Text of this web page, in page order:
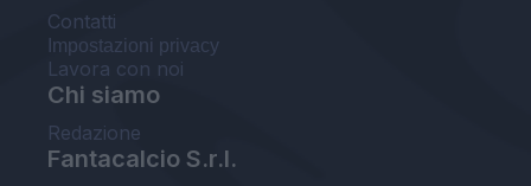
Contatti
Impostazioni privacy
Lavora con noi
Chi siamo
Redazione
Fantacalcio S.r.l.